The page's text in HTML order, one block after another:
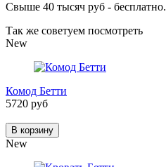
Свыше 40 тысяч руб - бесплатно.
Так же советуем посмотреть
New
Комод Бетти
5720 руб
В корзину
New